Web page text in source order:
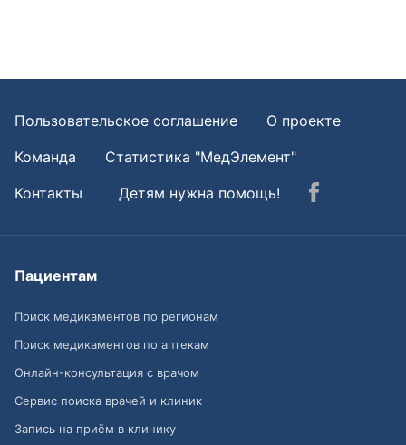
Пользовательское соглашение
О проекте
Команда
Статистика "МедЭлемент"
Контакты
Детям нужна помощь!
Пациентам
Поиск медикаментов по регионам
Поиск медикаментов по аптекам
Онлайн-консультация с врачом
Сервис поиска врачей и клиник
Запись на приём в клинику